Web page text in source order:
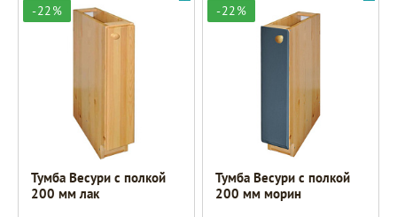
-22%
Тумба Весури с полкой
200 мм лак
-22%
Тумба Весури с полкой
200 мм морин